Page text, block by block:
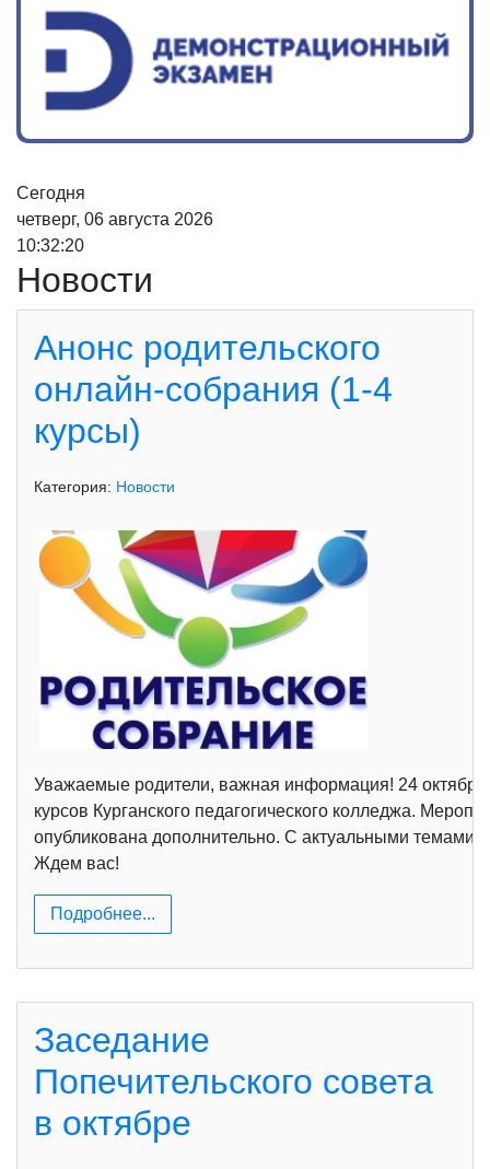
Сегодня
четверг, 06 августа 2026
10:32:21
Новости
Анонс родительского
онлайн-собрания (1-4
курсы)
Категория: Новости
Уважаемые родители, важная информация! 24 октября
курсов Курганского педагогического колледжа.
опубликована дополнительно. С актуальными темами
Ждем вас!
Подробнее...
Заседание
Попечительского совета
в октябре